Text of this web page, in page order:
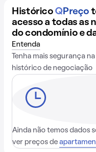
Histórico QPreço
acesso a todas as
do condomínio e
Entenda
Tenha mais segurança
histórico de negociação
Ainda não temos dados
ver preços de